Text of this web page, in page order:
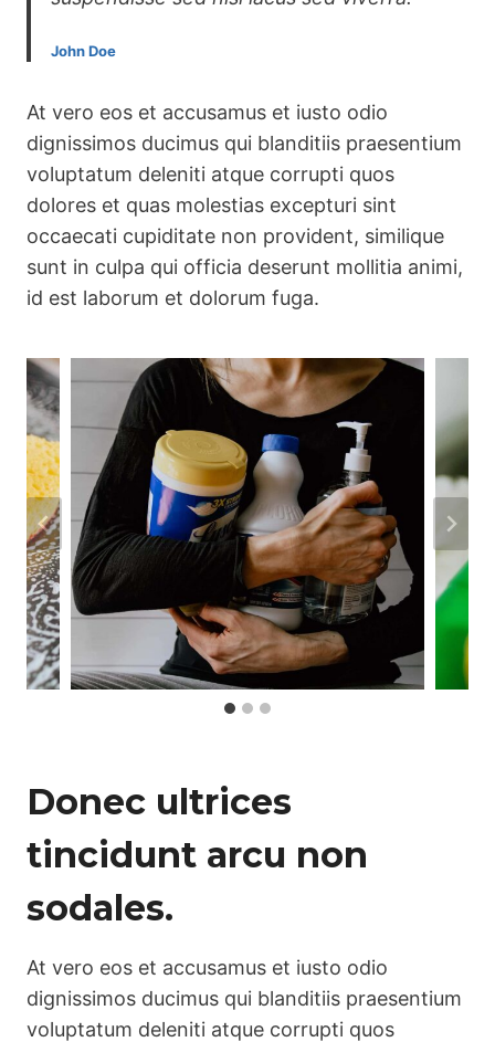
John Doe
At vero eos et accusamus et iusto odio
dignissimos ducimus qui blanditiis praesentium
voluptatum deleniti atque corrupti quos
dolores et quas molestias excepturi sint
occaecati cupiditate non provident, similique
sunt in culpa qui officia deserunt mollitia animi,
id est laborum et dolorum fuga.
Donec ultrices
tincidunt arcu non
sodales.
At vero eos et accusamus et iusto odio
dignissimos ducimus qui blanditiis praesentium
voluptatum deleniti atque corrupti quos